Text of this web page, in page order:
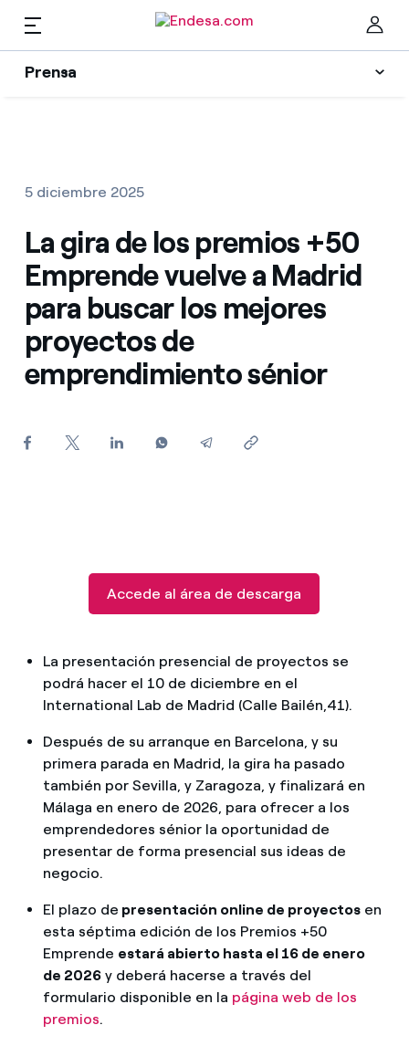
Prensa
Prensa
Encuentra la tarifa que más te conviene
Compara nuestras tarifas de empresa y ahorra
Por cada kWh que ahorres, te descontamos otro
¿Gestionas varias comunidades de propietarios?
Recursos
Colecciones
Contactos prensa
ES
5 diciembre 2025
La gira de los premios +50
Emprende vuelve a Madrid
para buscar los mejores
proyectos de
emprendimiento sénior
Accede al área de descarga
La presentación presencial de proyectos se
podrá hacer el 10 de diciembre en el
International Lab de Madrid (Calle Bailén,41).
Después de su arranque en Barcelona, y su
primera parada en Madrid, la gira ha pasado
también por Sevilla, y Zaragoza, y finalizará en
Málaga en enero de 2026, para ofrecer a los
emprendedores sénior la oportunidad de
presentar de forma presencial sus ideas de
negocio.
El plazo de presentación online de proyectosen
esta séptima edición de los Premios +50
Emprende estará abierto hasta el 16 de enero
de 2026y deberá hacerse a través del
formulario disponible en la página web de los
premios.